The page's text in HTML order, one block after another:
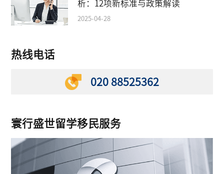
析：12项新标准与政策解读
2025-04-28
热线电话
020 88525362
寰行盛世留学移民服务